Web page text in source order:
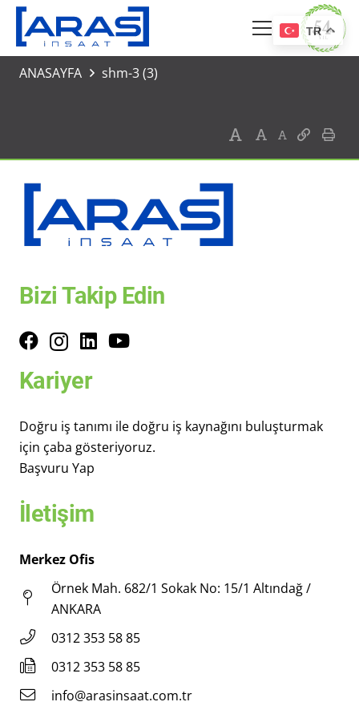
ANASAYFA shm-3 (3)
Bizi Takip Edin
Kariyer
Doğru iş tanımı ile doğru iş kaynağını buluşturmak
için çaba gösteriyoruz.
Başvuru Yap
İletişim
Merkez Ofis
Örnek Mah. 682/1 Sokak No: 15/1 Altındağ /
ANKARA
0312 353 58 85
0312 353 58 85
info@arasinsaat.com.tr
TR